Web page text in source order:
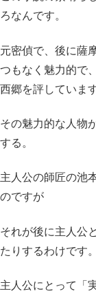
ろなんです。
元密偵で、後に薩
つもなく魅力的で
西郷を評しています
その魅力的な人物
する。
主人公の師匠の池
のですが
それが後に主人公
たりするわけです。
主人公にとって「